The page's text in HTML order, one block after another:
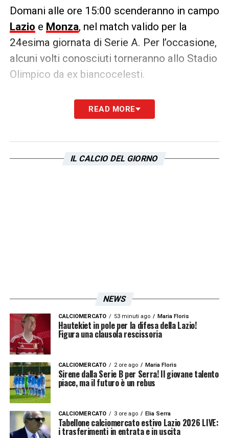
Domani alle ore 15:00 scenderanno in campo
Lazio e Monza, nel match valido per la
24esima giornata di Serie A. Per l’occasione,
alcuni volti conosciuti torneranno allo Stadio
Olimpico da ex biancocelesti.
Castrovilli, trasferitosi nel corso
della finestra di calciomercato di gennaio,
, in prova con la squadra di
READ MORE
IL CALCIO DEL GIORNO
NEWS
CALCIOMERCATO 53 minuti ago Maria Floris
Hautekiet in pole per la difesa della Lazio!
Figura una clausola rescissoria
CALCIOMERCATO 2 ore ago Maria Floris
Sirene dalla Serie B per Serra! Il giovane talento
piace, ma il futuro è un rebus
CALCIOMERCATO 3 ore ago Elia Serra
Tabellone calciomercato estivo Lazio 2026 LIVE:
i trasferimenti in entrata e in uscita